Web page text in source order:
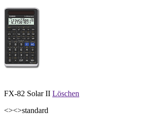
FX-82 Solar II Löschen
<><>standard